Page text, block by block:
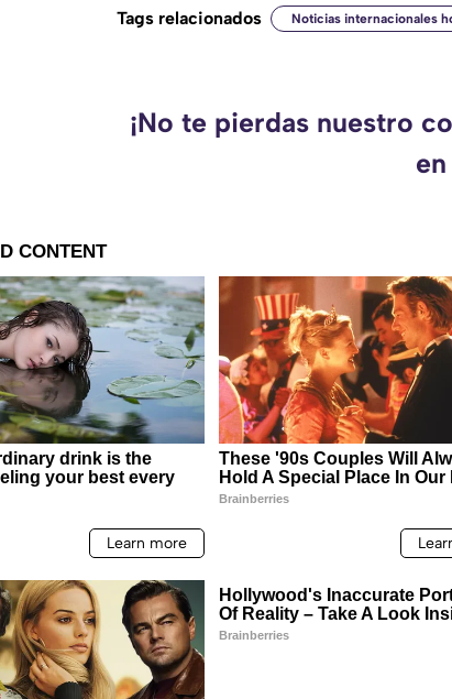
Tags relacionados Noticias internacionales
¡No te pierdas nuestro